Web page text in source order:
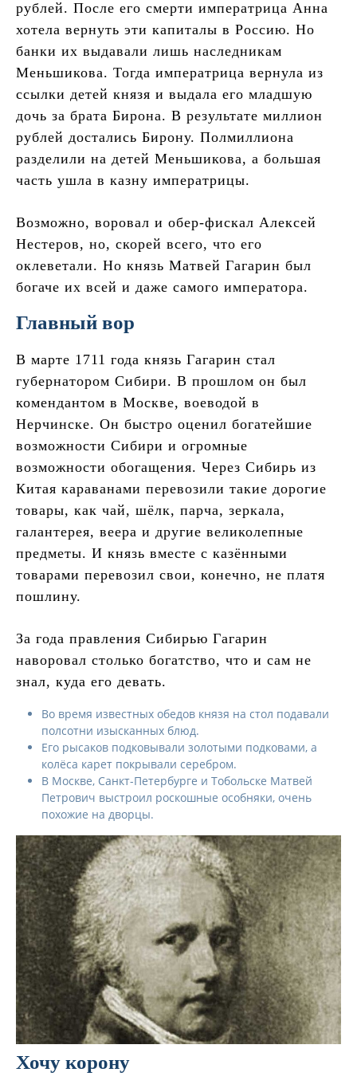
рублей. После его смерти императрица Анна
хотела вернуть эти капиталы в Россию. Но
банки их выдавали лишь наследникам
Меньшикова. Тогда императрица вернула из
ссылки детей князя и выдала его младшую
дочь за брата Бирона. В результате миллион
рублей достались Бирону. Полмиллиона
разделили на детей Меньшикова, а большая
часть ушла в казну императрицы.
Возможно, воровал и обер-фискал Алексей
Нестеров, но, скорей всего, что его
оклеветали. Но князь Матвей Гагарин был
богаче их всей и даже самого императора.
Главный вор
В марте 1711 года князь Гагарин стал
губернатором Сибири. В прошлом он был
комендантом в Москве, воеводой в
Нерчинске. Он быстро оценил богатейшие
возможности Сибири и огромные
возможности обогащения. Через Сибирь из
Китая караванами перевозили такие дорогие
товары, как чай, шёлк, парча, зеркала,
галантерея, веера и другие великолепные
предметы. И князь вместе с казёнными
товарами перевозил свои, конечно, не платя
пошлину.
За года правления Сибирью Гагарин
наворовал столько богатство, что и сам не
знал, куда его девать.
Во время известных обедов князя на стол подавали
полсотни изысканных блюд.
Его рысаков подковывали золотыми подковами, а
колёса карет покрывали серебром.
В Москве, Санкт-Петербурге и Тобольске Матвей
Петрович выстроил роскошные особняки, очень
похожие на дворцы.
Хочу корону